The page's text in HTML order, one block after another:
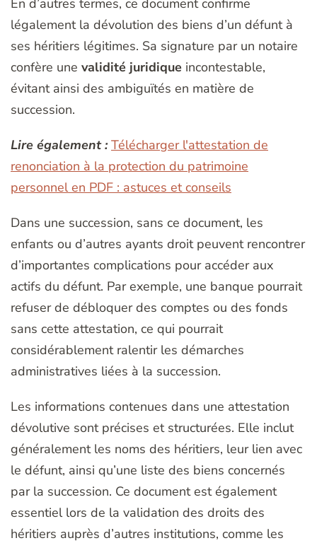
En d’autres termes, ce document confirme
légalement la dévolution des biens d’un défunt à
ses héritiers légitimes. Sa signature par un notaire
confère une validité juridique incontestable,
évitant ainsi des ambiguïtés en matière de
succession.
Lire également : Télécharger l'attestation de
renonciation à la protection du patrimoine
personnel en PDF : astuces et conseils
Dans une succession, sans ce document, les
enfants ou d’autres ayants droit peuvent rencontrer
d’importantes complications pour accéder aux
actifs du défunt. Par exemple, une banque pourrait
refuser de débloquer des comptes ou des fonds
sans cette attestation, ce qui pourrait
considérablement ralentir les démarches
administratives liées à la succession.
Les informations contenues dans une attestation
dévolutive sont précises et structurées. Elle inclut
généralement les noms des héritiers, leur lien avec
le défunt, ainsi qu’une liste des biens concernés
par la succession. Ce document est également
essentiel lors de la validation des droits des
héritiers auprès d’autres institutions, comme les